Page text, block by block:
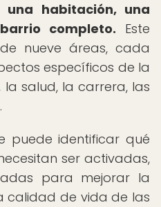
habitación, una
completo. Este
nueve áreas, cada
específicos de la
salud, la carrera, las
puede identificar qué
ser activadas,
para mejorar la
calidad de vida de las